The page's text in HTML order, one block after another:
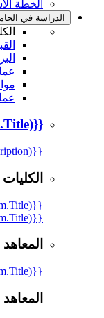
الخطة
الدراسة في
{{mmc.getCurrentTranslation(item.Title)}}
{{mmc.getCurrentTranslation(item.Description)}}
{{mmc.getCurrentTranslation(item.Title)}}
{{mmc.getCurrentTranslation(item.Title)}}
{{mmc.getCurrentTranslation(item.Title)}}